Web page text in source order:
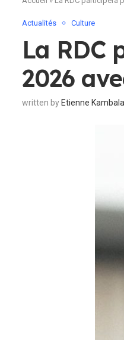
Actualités Culture
La RDC
2026
written by Etienne Kambala